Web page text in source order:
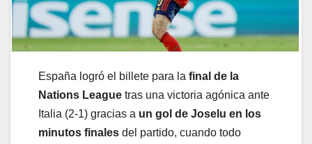
España logró el billete para la final de la
Nations League tras una victoria agónica ante
Italia (2-1) gracias a un gol de Joselu en los
minutos finales del partido, cuando todo